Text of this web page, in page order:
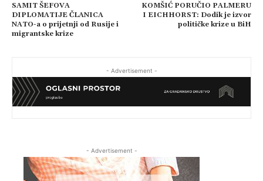
SAMIT ŠEFOVA
DIPLOMATIJE ČLANICA
NATO-a o prijetnji od Rusije i
migrantske krize
KOMŠIĆ PORUČIO PALMERU
I EICHHORST: Dodik je izvor
političke krize u BiH
- Advertisement -
- Advertisement -